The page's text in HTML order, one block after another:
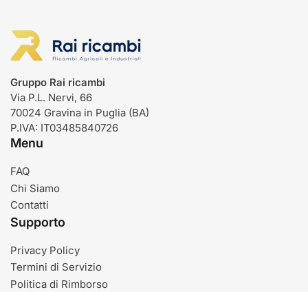
Gruppo Rai ricambi
Via P.L. Nervi, 66
70024 Gravina in Puglia (BA)
P.IVA: IT03485840726
Menu
FAQ
Chi Siamo
Contatti
Supporto
Privacy Policy
Termini di Servizio
Politica di Rimborso